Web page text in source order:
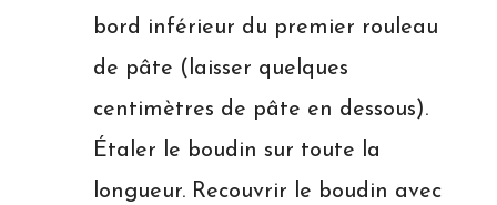
bord inférieur du premier rouleau
de pâte (laisser quelques
centimètres de pâte en dessous).
Étaler le boudin sur toute la
longueur. Recouvrir le boudin avec